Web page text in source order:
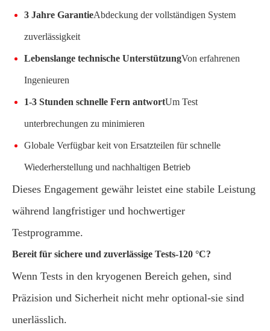
3 Jahre GarantieAbdeckung der vollständigen System
zuverlässigkeit
Lebenslange technische UnterstützungVon erfahrenen
Ingenieuren
1-3 Stunden schnelle Fern antwortUm Test
unterbrechungen zu minimieren
Globale Verfügbar keit von Ersatzteilen für schnelle
Wiederherstellung und nachhaltigen Betrieb
Dieses Engagement gewähr leistet eine stabile Leistung
während langfristiger und hochwertiger
Testprogramme.
Bereit für sichere und zuverlässige Tests-120 °C?
Wenn Tests in den kryogenen Bereich gehen, sind
Präzision und Sicherheit nicht mehr optional-sie sind
unerlässlich.